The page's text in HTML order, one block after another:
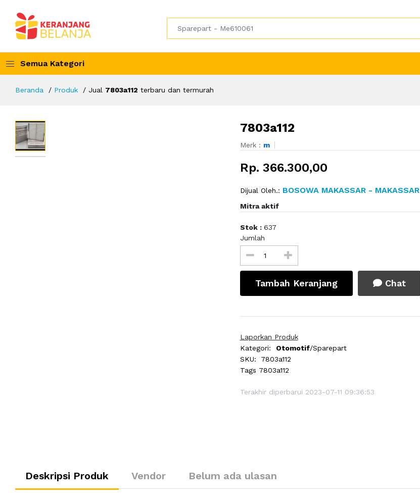
Semua Kategori
Beranda Produk Jual 7803a112 terbaru dan termurah
7803a112
Merk : m
Rp. 366.300,00
Dijual Oleh.: BOSOWA MAKASSAR - MAKASSAR
Mitra aktif
Stok : 637
Jumlah
Tambah Keranjang Chat
Laporkan Produk
Kategori:
Otomotif/Sparepart
SKU:
7803a112
Tags 7803a112
Terakhir diperbarui 2023-07-11 09:36:53
Deskripsi Produk Vendor Belum ada ulasan